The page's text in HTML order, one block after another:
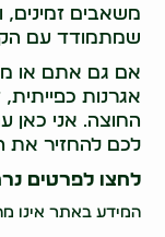
משאבים זמינים,
שמתמודד עם
אם גם אתם או
אגרנות
החוצה. אני כאן
לכם להחזיר את
לחצו לפרטים
המידע באתר אינו